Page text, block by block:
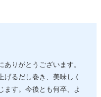
りがとうございます。
げるだし巻き、美味しく
ます。今後とも何卒、よ